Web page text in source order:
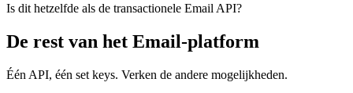
Is dit hetzelfde als de transactionele Email API?
De rest van het Email-platform
Één API, één set keys. Verken de andere mogelijkheden.